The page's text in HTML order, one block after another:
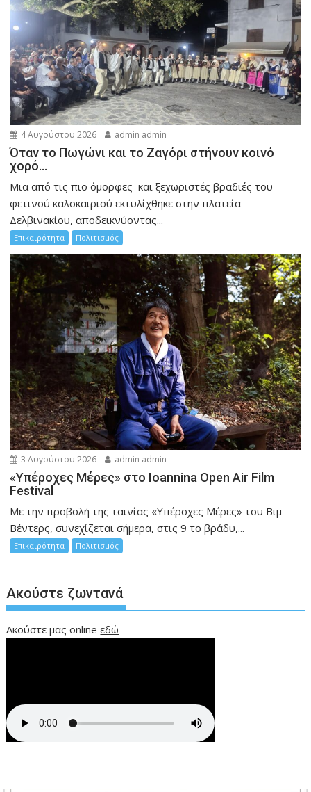
4 Αυγούστου 2026 admin admin
Όταν το Πωγώνι και το Ζαγόρι στήνουν κοινό
χορό…
Μια από τις πιο όμορφες και ξεχωριστές βραδιές του
φετινού καλοκαιριού εκτυλίχθηκε στην πλατεία
Δελβινακίου, αποδεικνύοντας...
Επικαιρότητα Πολιτισμός
3 Αυγούστου 2026 admin admin
«Υπέροχες Μέρες» στο Ioannina Open Air Film
Festival
Με την προβολή της ταινίας «Υπέροχες Μέρες» του Βιμ
Βέντερς, συνεχίζεται σήμερα, στις 9 το βράδυ,...
Επικαιρότητα Πολιτισμός
Ακούστε ζωντανά
Ακούστε μας onlineεδώ